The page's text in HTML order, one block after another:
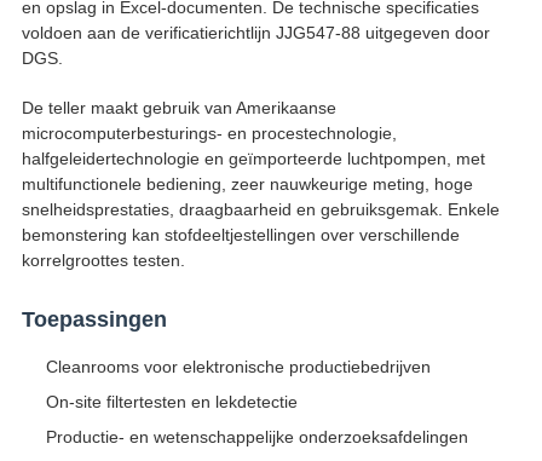
en opslag in Excel-documenten. De technische specificaties
voldoen aan de verificatierichtlijn JJG547-88 uitgegeven door
DGS.
De teller maakt gebruik van Amerikaanse
microcomputerbesturings- en procestechnologie,
halfgeleidertechnologie en geïmporteerde luchtpompen, met
multifunctionele bediening, zeer nauwkeurige meting, hoge
snelheidsprestaties, draagbaarheid en gebruiksgemak. Enkele
bemonstering kan stofdeeltjestellingen over verschillende
korrelgroottes testen.
Toepassingen
Cleanrooms voor elektronische productiebedrijven
On-site filtertesten en lekdetectie
Productie- en wetenschappelijke onderzoeksafdelingen